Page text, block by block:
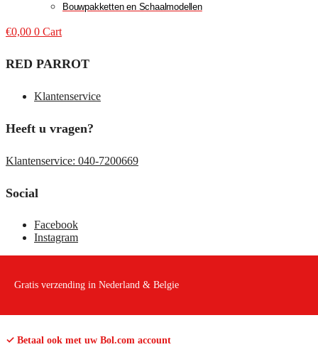
Bouwpakketten en Schaalmodellen
€0,00 0 Cart
RED PARROT
Klantenservice
Heeft u vragen?
Klantenservice: 040-7200669
Social
Facebook
Instagram
Gratis verzending in Nederland & Belgie
✓ Betaal ook met uw Bol.com account